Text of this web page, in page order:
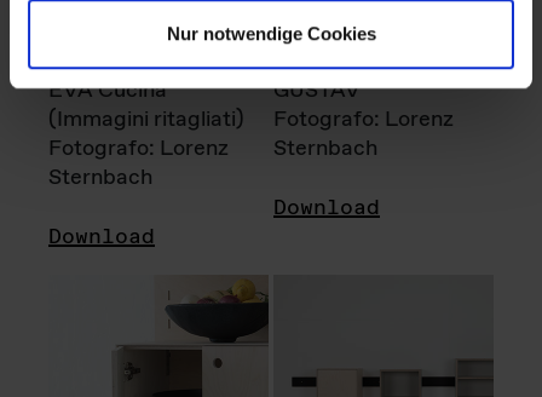
Nur notwendige Cookies
EVA Cucina
(Immagini ritagliati)
Fotografo: Lorenz
Sternbach
Download
GUSTAV
Fotografo: Lorenz
Sternbach
Download